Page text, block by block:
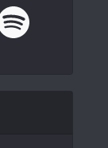
Spotify